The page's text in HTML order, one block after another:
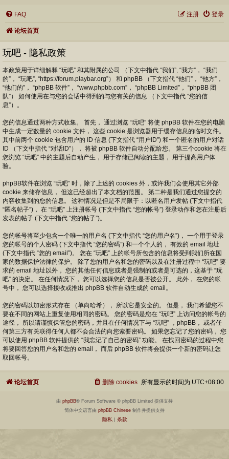
FAQ 登录
注册
论坛首页
玩吧 - 隐私政策
本政策用于详细解释 “玩吧” 和其附属的公司 （下文中指代 “我们”, “我方”， “我们
的”， “玩吧”, “https://forum.playbar.org”） 和 phpBB （下文指代 “他们”， “他方”，
“他们的”， “phpBB 软件”， “www.phpbb.com”， “phpBB Limited”， “phpBB 团
队”） 如何使用在与您的会话中得到的与您有关的信息 （下文中指代 “您的信
息”）。
您的信息通过两种方式收集。 首先， 通过浏览 “玩吧” 将使 phpBB 软件在您的电脑
中生成一定数量的 cookie 文件， 这些 cookie 是浏览器用于缓存信息的临时文件。
其中前两个 cookie 包含用户的 ID 信息 (下文指代 “用户ID”) 和一个匿名的用户对话
ID （下文中指代 “对话ID”）， 将被 phpBB 软件自动分配给您。 第三个cookie 将在
您浏览 “玩吧” 中的主题后自动产生， 用于存储已阅读的主题， 用于提高用户体
验。
phpBB软件在浏览 “玩吧” 时，除了上述的 cookies 外，或许我们会使用其它外部
cookie 来储存信息， 但这已经超出了本文档的范围。 第二种是我们通过您提交的
内容收集到的您的信息。 这种情况是但是不局限于：以匿名用户发帖 (下文中指代
“匿名帖子”)， 在 “玩吧” 上注册帐号 (下文中指代 “您的帐号”) 登录动作和您在注册后
发表的帖子 (下文中指代 “您的帖子”)。
您的帐号将至少包含一个唯一的用户名 (下文中指代 “您的用户名”)， 一个用于登录
您的帐号的个人密码 (下文中指代 “您的密码”) 和一个个人的， 有效的 email 地址
(下文中指代 “您的 email”)。 您在 “玩吧” 上的帐号所包含的信息将受到我们所在国
家的数据保护法律的保护。 除了您的用户名和您的密码以及在注册过程中 “玩吧” 要
求的 email 地址以外， 您的其他任何信息或者是强制的或者是可选的，这基于 “玩
吧” 的决定。 在任何情况下， 您可以选择您的信息是否被公开。 此外， 在您的帐
号中， 您可以选择接收或推出 phpBB 软件自动生成的 email。
您的密码以加密形式存在 （单向哈希）， 所以它是安全的。 但是， 我们希望您不
要在不同的网站上重复使用相同的密码。 您的密码是您在 “玩吧” 上访问您的帐号的
途径， 所以请谨慎保管您的密码，并且在任何情况下与 “玩吧” ，phpBB， 或者任
何第三方有关联得任何人都不会合法的向您索要密码。 如果您忘记了您的密码， 您
可以使用 phpBB 软件提供的 “我忘记了自己的密码” 功能。 在找回密码的过程中您
将要回答您的用户名和您的 email， 而后 phpBB 软件将会提供一个新的密码让您
取回帐号。
论坛首页 所有显示的时间为 UTC+08:00
删除 cookies
由 phpBB® Forum Software © phpBB Limited 提供支持
简体中文语言由 phpBB Chinese 制作并提供支持
隐私| 条款